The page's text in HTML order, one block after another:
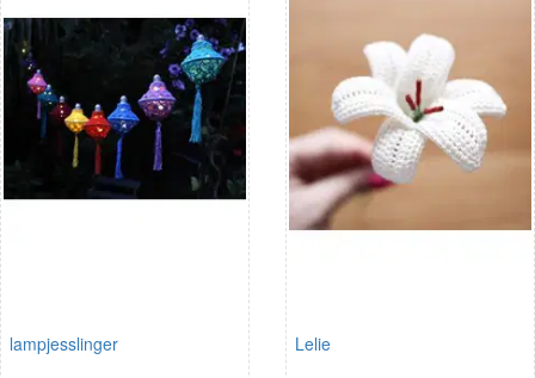
lampjesslinger Lelie